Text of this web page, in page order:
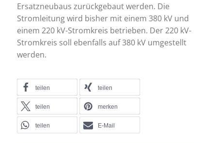
Ersatzneubaus zurückgebaut werden. Die
Stromleitung wird bisher mit einem 380 kV und
einem 220 kV-Stromkreis betrieben. Der 220 kV-
Stromkreis soll ebenfalls auf 380 kV umgestellt
werden.
teilen teilen
teilen merken
teilen E-Mail